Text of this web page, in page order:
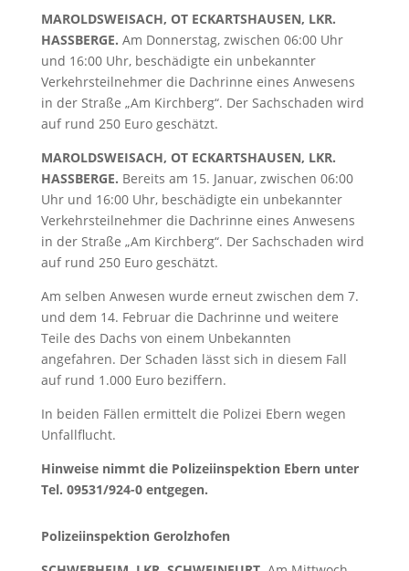
MAROLDSWEISACH, OT ECKARTSHAUSEN, LKR.
HASSBERGE. Am Donnerstag, zwischen 06:00 Uhr
und 16:00 Uhr, beschädigte ein unbekannter
Verkehrsteilnehmer die Dachrinne eines Anwesens
in der Straße „Am Kirchberg“. Der Sachschaden wird
auf rund 250 Euro geschätzt.
MAROLDSWEISACH, OT ECKARTSHAUSEN, LKR.
HASSBERGE. Bereits am 15. Januar, zwischen 06:00
Uhr und 16:00 Uhr, beschädigte ein unbekannter
Verkehrsteilnehmer die Dachrinne eines Anwesens
in der Straße „Am Kirchberg“. Der Sachschaden wird
auf rund 250 Euro geschätzt.
Am selben Anwesen wurde erneut zwischen dem 7.
und dem 14. Februar die Dachrinne und weitere
Teile des Dachs von einem Unbekannten
angefahren. Der Schaden lässt sich in diesem Fall
auf rund 1.000 Euro beziffern.
In beiden Fällen ermittelt die Polizei Ebern wegen
Unfallflucht.
Hinweise nimmt die Polizeiinspektion Ebern unter
Tel. 09531/924-0 entgegen.
Polizeiinspektion Gerolzhofen